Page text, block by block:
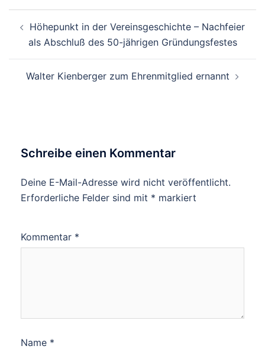
Navigation
Höhepunkt in der Vereinsgeschichte – Nachfeier
als Abschluß des 50-jährigen Gründungsfestes
Walter Kienberger zum Ehrenmitglied ernannt
Schreibe einen Kommentar
Deine E-Mail-Adresse wird nicht veröffentlicht.
Erforderliche Felder sind mit * markiert
Kommentar *
Name *